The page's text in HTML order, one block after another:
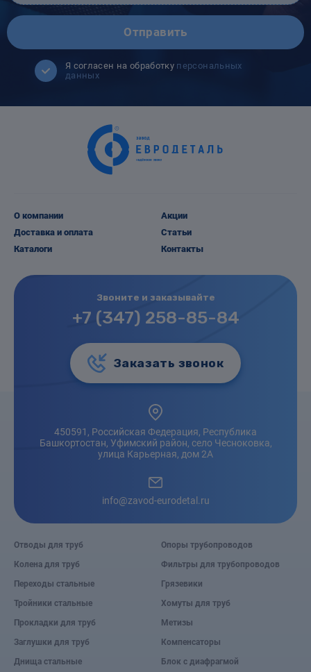
Отправить
Я согласен на обработку персональных
данных
О компании
Доставка и оплата
Каталоги
Акции
Статьи
Контакты
Звоните и заказывайте
+7 (347) 258-85-84
Заказать звонок
450591, Российская Федерация, Республика
Башкортостан, Уфимский район, село Чесноковка,
улица Карьерная, дом 2А
info@zavod-eurodetal.ru
Отводы для труб
Колена для труб
Переходы стальные
Тройники стальные
Прокладки для труб
Заглушки для труб
Днища стальные
Опоры трубопроводов
Фильтры для трубопроводов
Грязевики
Хомуты для труб
Метизы
Компенсаторы
Блок с диафрагмой